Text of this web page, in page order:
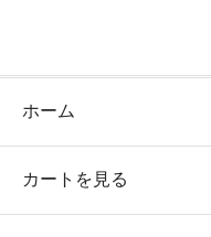
ホーム
カートを見る